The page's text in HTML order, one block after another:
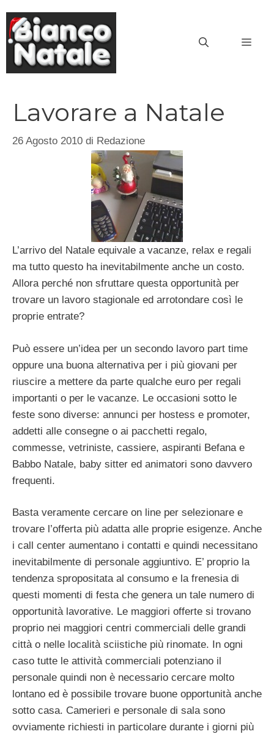
contenuto
Lavorare a Natale
26 Agosto 2010 di Redazione
L’arrivo del Natale equivale a vacanze, relax e regali
ma tutto questo ha inevitabilmente anche un costo.
Allora perché non sfruttare questa opportunità per
trovare un lavoro stagionale ed arrotondare così le
proprie entrate?
Può essere un’idea per un secondo lavoro part time
oppure una buona alternativa per i più giovani per
riuscire a mettere da parte qualche euro per regali
importanti o per le vacanze. Le occasioni sotto le
feste sono diverse: annunci per hostess e promoter,
addetti alle consegne o ai pacchetti regalo,
commesse, vetriniste, cassiere, aspiranti Befana e
Babbo Natale, baby sitter ed animatori sono davvero
frequenti.
Basta veramente cercare on line per selezionare e
trovare l’offerta più adatta alle proprie esigenze. Anche
i call center aumentano i contatti e quindi necessitano
inevitabilmente di personale aggiuntivo. E’ proprio la
tendenza spropositata al consumo e la frenesia di
questi momenti di festa che genera un tale numero di
opportunità lavorative. Le maggiori offerte si trovano
proprio nei maggiori centri commerciali delle grandi
città o nelle località sciistiche più rinomate. In ogni
caso tutte le attività commerciali potenziano il
personale quindi non è necessario cercare molto
lontano ed è possibile trovare buone opportunità anche
sotto casa. Camerieri e personale di sala sono
ovviamente richiesti in particolare durante i giorni più